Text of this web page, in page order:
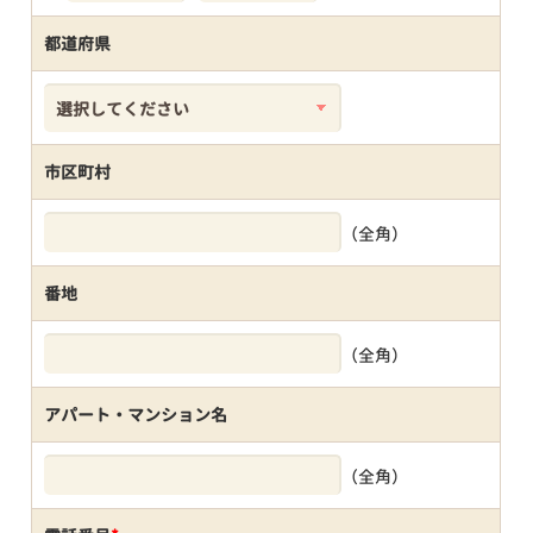
都道府県
市区町村
（全角）
番地
（全角）
アパート・マンション名
（全角）